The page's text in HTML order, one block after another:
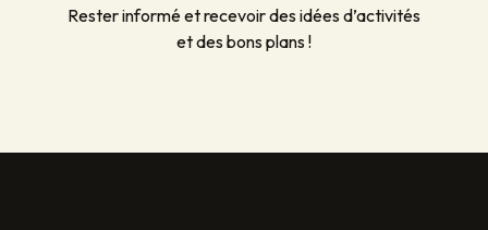
Rester informé et recevoir des idées d’activités
et des bons plans !